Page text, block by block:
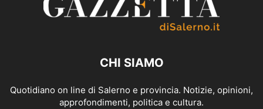
CHI SIAMO
Quotidiano on line di Salerno e provincia. Notizie, opinioni,
approfondimenti, politica e cultura.